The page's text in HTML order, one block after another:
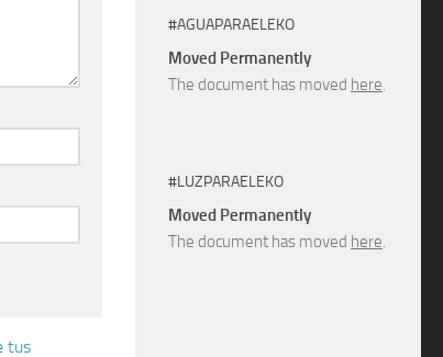
tus
#AGUAPARAELEKO
Moved Permanently
The document has moved here.
#LUZPARAELEKO
Moved Permanently
The document has moved here.